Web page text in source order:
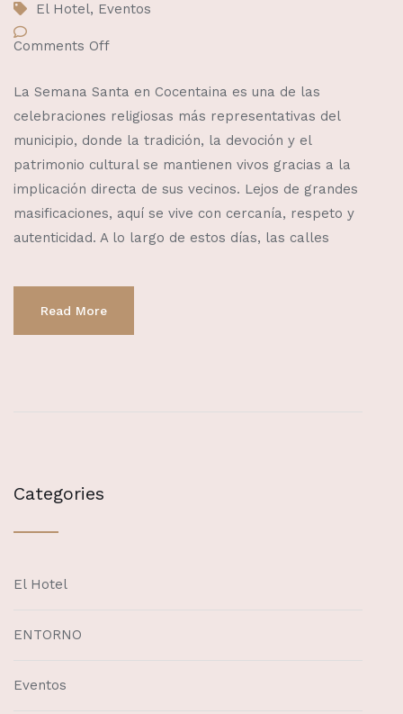
El Hotel, Eventos
Comments Off
La Semana Santa en Cocentaina es una de las
celebraciones religiosas más representativas del
municipio, donde la tradición, la devoción y el
patrimonio cultural se mantienen vivos gracias a la
implicación directa de sus vecinos. Lejos de grandes
masificaciones, aquí se vive con cercanía, respeto y
autenticidad. A lo largo de estos días, las calles
Read More
Categories
El Hotel
ENTORNO
Eventos